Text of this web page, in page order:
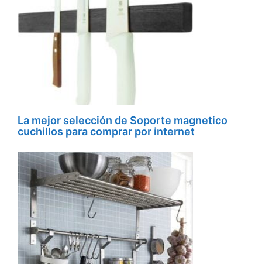
La mejor selección de Soporte magnetico
cuchillos para comprar por internet